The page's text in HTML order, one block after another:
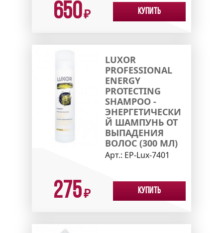
650₽ Купить
LUXOR
PROFESSIONAL
ENERGY
PROTECTING
SHAMPOO -
ЭНЕРГЕТИЧЕСКИ
Й ШАМПУНЬ ОТ
ВЫПАДЕНИЯ
ВОЛОС (300 МЛ)
Арт.: EP-Lux-7401
275₽ Купить